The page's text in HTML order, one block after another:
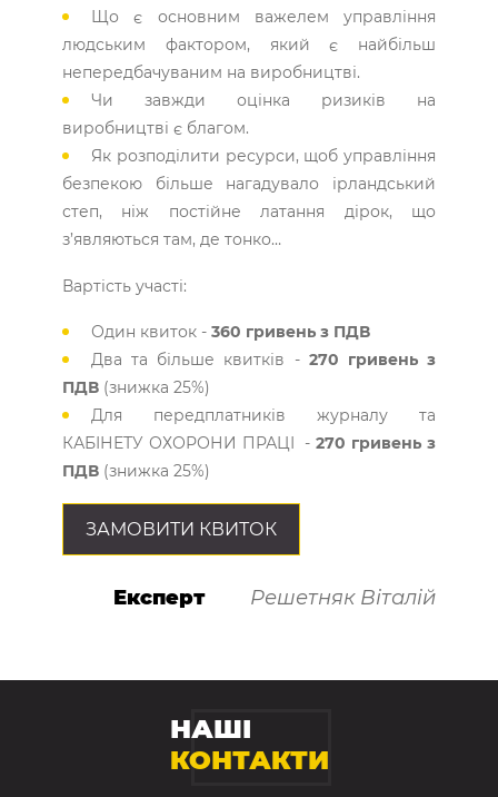
Що є основним важелем управління
людським фактором, який є найбільш
непередбачуваним на виробництві.
Чи завжди оцінка ризиків на
виробництві є благом.
Як розподілити ресурси, щоб управління
безпекою більше нагадувало ірландський
степ, ніж постійне латання дірок, що
з’являються там, де тонко…
​Вартість участі:
Один квиток - 360 гривень з ПДВ
Два та більше квитків - 270 гривень з
ПДВ (знижка 25%)
Для передплатників журналу та
КАБІНЕТУ ОХОРОНИ ПРАЦІ - 270 гривень з
ПДВ(знижка 25%)
ЗАМОВИТИ КВИТОК
Експерт Решетняк Віталій
НАШІ
КОНТАКТИ